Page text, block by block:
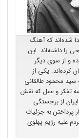
شده‌اند که آهنگ
را داشته‌اند. این
و از سوی دیگر
کرده‌اند. یکی از
سید محمود طالقانی
تفکر و عمل که نقش
از برجستگی
به جزئیات
علیه رژیم پهلوی